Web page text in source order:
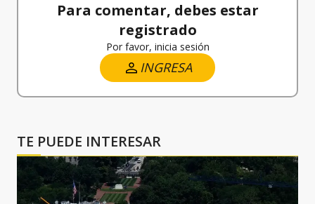
Para comentar, debes estar
registrado
Por favor, inicia sesión
INGRESA
TE PUEDE INTERESAR